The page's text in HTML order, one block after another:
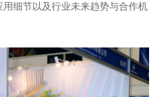
细节以及行业未来趋势与合作机